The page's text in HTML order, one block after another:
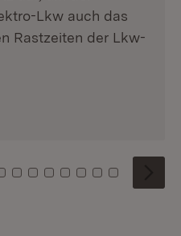
Lkw auch das
Rastzeiten der Lkw-
3 4 5
Kachel: 6
Zu Kachel: 7
Zu Kachel: 8
Zu Kachel: 9
Zu Kachel: 10
Zu Kachel: 11
Zu Kachel: 12
Zu Kachel:
Zu